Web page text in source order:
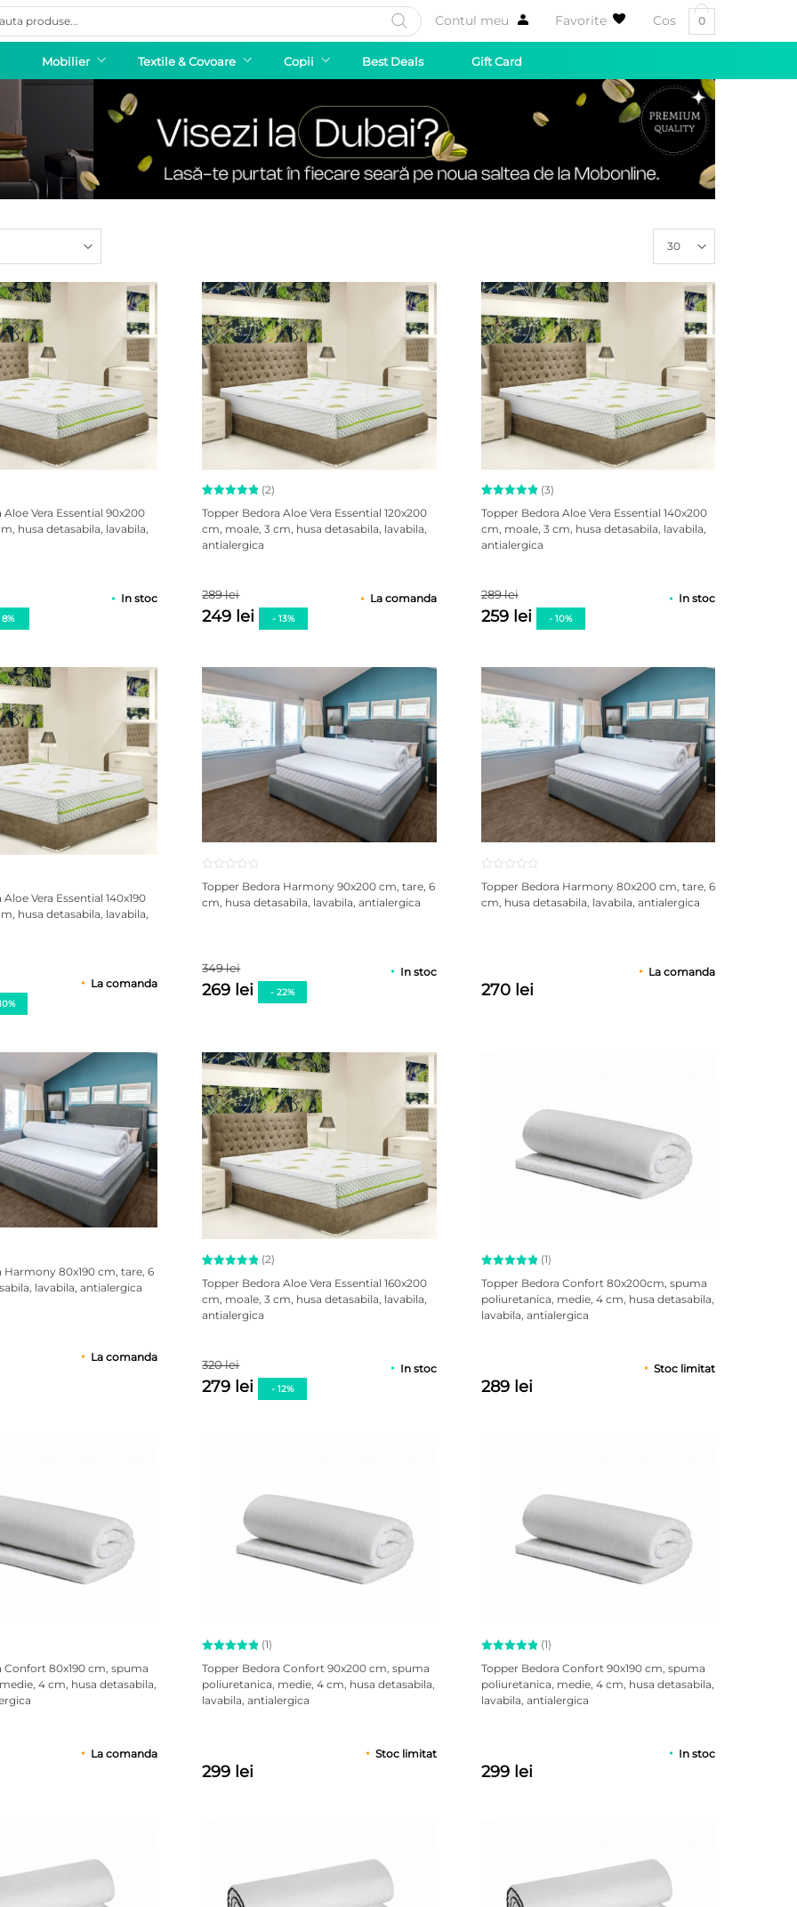
Contul meu Favorite Cos 0
Mobilier Textile & Covoare Copii Best Deals Gift Card
30
Vera Essential 90x200
husa detasabila, lavabila,
In stoc
Evaluat la
5.00
din 5 pe
baza a
2
(2)
Topper Bedora Aloe Vera Essential 120x200
cm, moale, 3 cm, husa detasabila, lavabila,
antialergica
289 lei
249 lei - 13%
La comanda
Evaluat la
5.00
din 5 pe
baza a
3
(3)
Topper Bedora Aloe Vera Essential 140x200
cm, moale, 3 cm, husa detasabila, lavabila,
antialergica
289 lei
259 lei - 10%
In stoc
Vera Essential 140x190
husa detasabila, lavabila,
La comanda
Topper Bedora Harmony 90x200 cm, tare, 6
cm, husa detasabila, lavabila, antialergica
349 lei
269 lei - 22%
In stoc
Topper Bedora Harmony 80x200 cm, tare, 6
cm, husa detasabila, lavabila, antialergica
270 lei
La comanda
Harmony 80x190 cm, tare, 6
lavabila, antialergica
La comanda
Evaluat la
5.00
din 5 pe
baza a
2
(2)
Topper Bedora Aloe Vera Essential 160x200
cm, moale, 3 cm, husa detasabila, lavabila,
antialergica
320 lei
279 lei - 12%
In stoc
Evaluat la
5.00
din 5 pe
baza unei
(1)
Topper Bedora Confort 80x200cm, spuma
poliuretanica, medie, 4 cm, husa detasabila,
lavabila, antialergica
289 lei
Stoc limitat
Confort 80x190 cm, spuma
4 cm, husa detasabila,
La comanda
Evaluat la
5.00
din 5 pe
baza unei
(1)
Topper Bedora Confort 90x200 cm, spuma
poliuretanica, medie, 4 cm, husa detasabila,
lavabila, antialergica
299 lei
Stoc limitat
Evaluat la
5.00
din 5 pe
baza unei
(1)
Topper Bedora Confort 90x190 cm, spuma
poliuretanica, medie, 4 cm, husa detasabila,
lavabila, antialergica
299 lei
In stoc